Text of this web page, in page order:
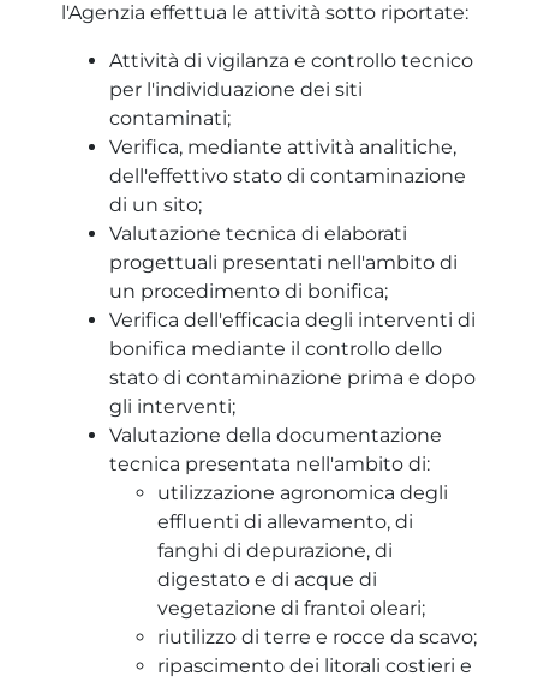
l'Agenzia effettua le attività sotto riportate:
Attività di vigilanza e controllo tecnico
per l'individuazione dei siti
contaminati;
Verifica, mediante attività analitiche,
dell'effettivo stato di contaminazione
di un sito;
Valutazione tecnica di elaborati
progettuali presentati nell'ambito di
un procedimento di bonifica;
Verifica dell'efficacia degli interventi di
bonifica mediante il controllo dello
stato di contaminazione prima e dopo
gli interventi;
Valutazione della documentazione
tecnica presentata nell'ambito di:
utilizzazione agronomica degli
effluenti di allevamento, di
fanghi di depurazione, di
digestato e di acque di
vegetazione di frantoi oleari;
riutilizzo di terre e rocce da scavo;
ripascimento dei litorali costieri e